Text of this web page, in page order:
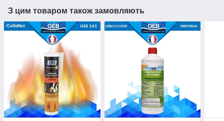
З цим товаром також замовляють